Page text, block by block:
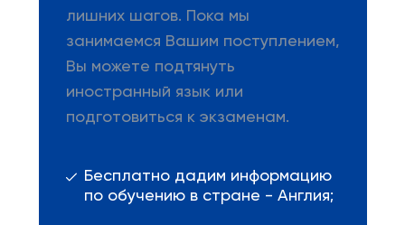
лишних шагов. Пока мы
занимаемся Вашим поступлением,
Вы можете подтянуть
иностранный язык или
подготовиться к экзаменам.
Бесплатно дадим информацию
по обучению в стране - Англия;